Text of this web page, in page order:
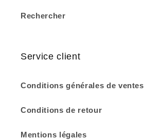
Rechercher
Service client
Conditions générales de ventes
Conditions de retour
Mentions légales